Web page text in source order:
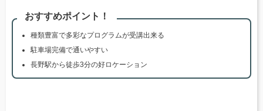
おすすめポイント！
種類豊富で多彩なプログラムが受講出来る
駐車場完備で通いやすい
長野駅から徒歩3分の好ロケーション